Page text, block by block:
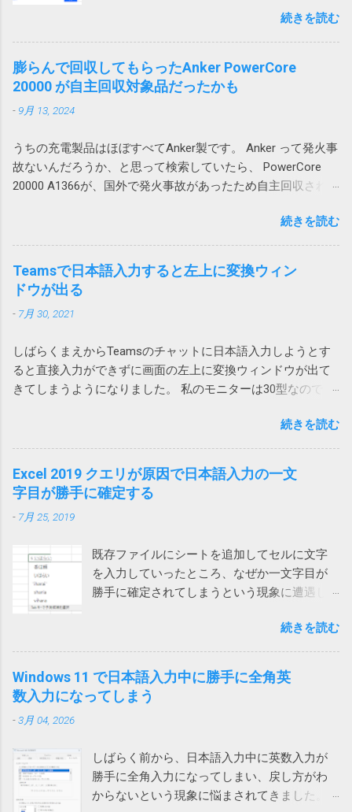
追加するのではなく、シートに対して行全
エラーは発生しません。 この場合、人間が手
動で追加する場合はいいのですが、VBAを使っ
やっかいです。 一つのシートにテーブルを複
数追加する場合は、このような問題が起こら
ないようにレイアウトを考える必要がありま
は、列が少ないテーブルを下に配置すること
ため問題ありません。 そういうレイアウトに
アカウントでもサインイン可能だったので、
試しにそちらでログインしたところ、文字化
けしませんでした。 どうやらWindowsのユー
ザープロファイル依存の問題のようです。 残
がありそうです。 調査しながら、そういえ
ば、以前から同様の問題が発生していたこと
を思い出しました。その時は、ファイルを添
付してOutlook のWeb版で開くと問題ないので
とりあえずいいかとなった気がします。 ロー
生しないことを祈ります。 原因はAdobe
つのアドインをオフにしたところ、改善しま
した。 Adobe Acrobat のアドインはろくなこ
とをしません。 解除の仕方は次のページをご
Outlookがプロパティの変更を通知 アドインで
という連絡があったので、再度アドインをオ
フにしてみましたが、今回は解決しませんで
形式で保存され、文字化けしなくなりま...
なって来るのがダウンロードしたファイルの
処理です。例えば口座明細ファイルを保存す
るとか請求書を印刷するとかです。 ダウンロ
ードされたファイル名がわかっているのであ
れば簡単ですが、実際には毎回違うなんだか
ります。 ファイル名が確定しなければアクシ
ョンで指定してみようがないので困ります。
今回はそういうファイルの処理方法について
ると拡大できます。 ダウンロードアクション
を使用する Power Automate Desktopにはその
ものズバリの「Webからダウンロードします」
行するとエラーが発生し「Chrome を使用した
ファイルのダウンロードはサポートされてい
ません。オートメーション ブラウザーの使用
を検討してください」と言われてしまいま
す。 そうなんだ、では、とEdgeやIE（Internet
の起動モードの一つでした。 それではと、オ
ートメーションブラウザーを使ってみるとオ
ました。 また、IEのサポート終了が来年2022
年6月に迫っているというのもひっかかりま
す。 ダウンロードフォルダーを空にする では
はダウンロードする前にダウンロードフォル
ル名がわからないファイルをコピーする方法
いやこれ、私なんかはダウンロードフォルダ
プのファイルが全部消えてしまいます。 ブラ
ウザのダウンロードフォルダーを一時的に作
ったフォルダーに変更して元に戻すなんて言...
続きを読む
膨らんで回収してもらったAnker PowerCore
20000 が自主回収対象品だったかも
- 9月 13, 2024
うちの充電製品はほぼすべてAnker製です。 Anker って発火事
故ないんだろうか、と思って検索していたら、 PowerCore
20000 A1366が、国外で発火事故があったため自主回収されて
関するお詫びと回収のお知らせ | アンカー・ジャパン
(ankerjapan.com) そして、うちで使っていたのも PowerCore
20000 でした！？ キャンプ用にAnker PowerCore Essential
20000を購入 これ。姪にあげようと思ったら膨らんでいたの
で Anker Store 東京ミッドタウン八重洲に回収してもらいまし
た。 現在Amazonで販売されている PowerCore 20000 は
https://amzn.asia/d/hkiQ5Y2 果たして、うちで使っていたアレ
が回収対象だったのかどうか… Amazonから購入しているの
で、回収対象だったらメールが来ていたと思いたいです。
続きを読む
Teamsで日本語入力すると左上に変換ウィン
ドウが出る
- 7月 30, 2021
しばらくまえからTeamsのチャットに日本語入力しようとす
ると直接入力ができずに画面の左上に変換ウィンドウが出て
きてしまうようになりました。 私のモニターは30型なので
い。 使っているうちに直るときもあるけれどしばしば発生し
てイラッとしていました。 そうこうするうちに職場内からも
問い合わせがあったのでMicrosoftに問い合わせてみました。
その結果、Microsoftでも現象を再現することができ、Teams
とIMEの問題であり、修正が必要だと認識しているけれど時期
は未定という事でした。 回避策としては、どれでもいいから
になるという事でした。 他のウィンドウ（ブラウザや他のア
プリ）をクリックしてからTeamsに戻って日本語入力すると
確かに直接入力できるようになりました。（デスクトップを
クリックしても解消しました） 一回解消すれば、Teamsを再
起動するまでは問題は再現しないようです。普通は再起動し
ないので一日一回クリックすれば回避できるということにな
ります。 ひと手間かかるとはいえ、手軽に確実に回避できる
ようになったのは嬉しいです。
続きを読む
Excel 2019 クエリが原因で日本語入力の一文
字目が勝手に確定する
- 7月 25, 2019
既存ファイルにシートを追加してセルに文字
を入力していったところ、なぜか一文字目が
勝手に確定されてしまうという現象に遭遇し
に、例えば「支払い」と入力しようとする
と、shiharaiのsを入れた時点で確定されてしま
い、「s いはらい 」のようになってしまいま
す。 消しては入力やり直しなので異常に入力
しづらい。大量に入力する必要がある方は絶
存の問題らしいということがわかりました。
新しいファイルを作って、問題のファイルに
あるシートを一つずつ移動していったとこ
続きを読む
Windows 11 で日本語入力中に勝手に全角英
数入力になってしまう
-3月 04, 2026
しばらく前から、日本語入力中に英数入力が
勝手に全角入力になってしまい、戻し方がわ
からないという現象に悩まされてきました。